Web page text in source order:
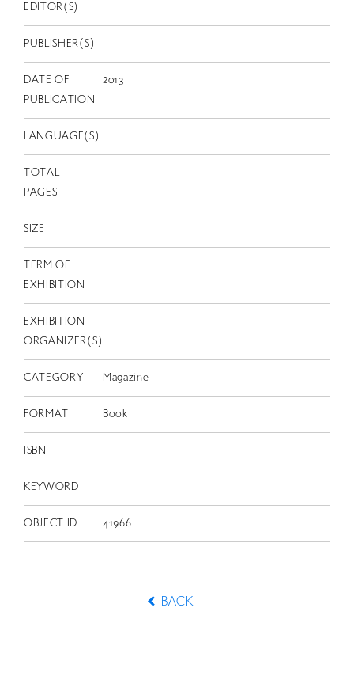
EDITOR(S)
PUBLISHER(S)
DATE OF
PUBLICATION
2013
LANGUAGE(S)
TOTAL
PAGES
SIZE
TERM OF
EXHIBITION
EXHIBITION
ORGANIZER(S)
CATEGORY Magazine
FORMAT Book
ISBN
KEYWORD
OBJECT ID 41966
BACK